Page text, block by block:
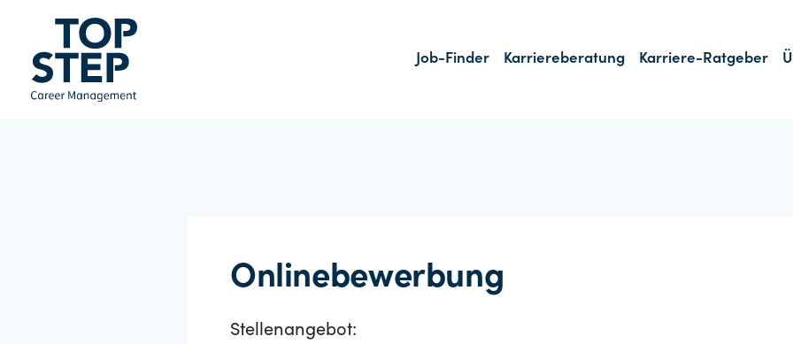
Job-Finder Karriereberatung Karriere-Ratgeber
Onlinebewerbung
Stellenangebot: